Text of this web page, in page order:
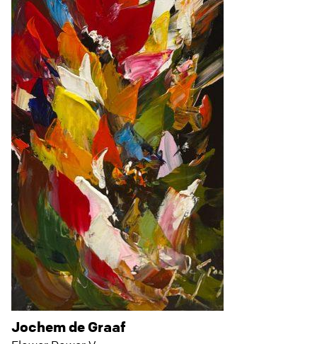
Jochem de Graaf